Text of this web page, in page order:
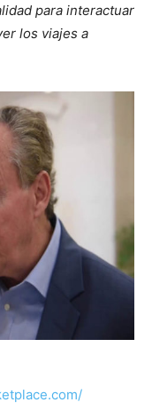
para interactuar
los viajes a